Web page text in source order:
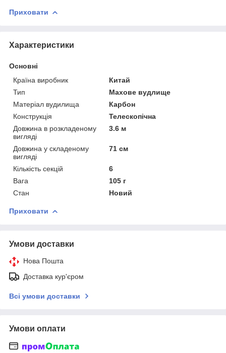
Приховати
Характеристики
Основні
Країна виробник
Китай
Тип
Махове вудлище
Матеріал вудилища
Карбон
Конструкція
Телескопічна
Довжина в розкладеному
вигляді
3.6 м
Довжина у складеному
вигляді
71 см
Кількість секцій
6
Вага
105 г
Стан
Новий
Приховати
Умови доставки
Нова Пошта
Доставка кур'єром
Всі умови доставки
Умови оплати